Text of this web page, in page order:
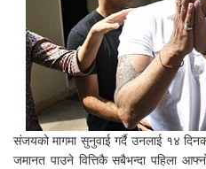
संजयको मागमा सुनुवाई गर्दै उनलाई १४
जमानत पाउने वित्तिकै सबैभन्दा पहिला